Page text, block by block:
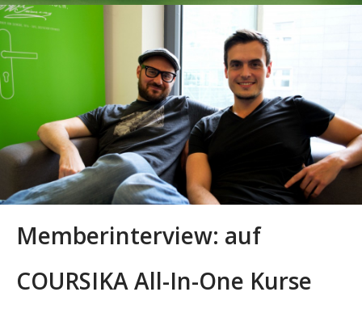
Memberinterview: auf
COURSIKA All-In-One Kurse